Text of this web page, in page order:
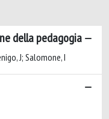
della pedagogia
J; Salomone, I